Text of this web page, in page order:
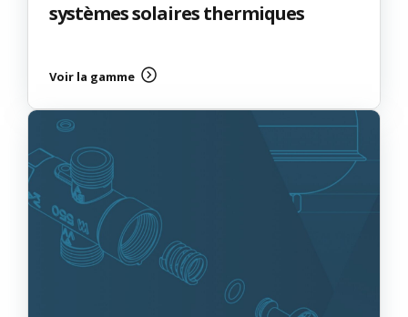
systèmes solaires thermiques
Voir la gamme